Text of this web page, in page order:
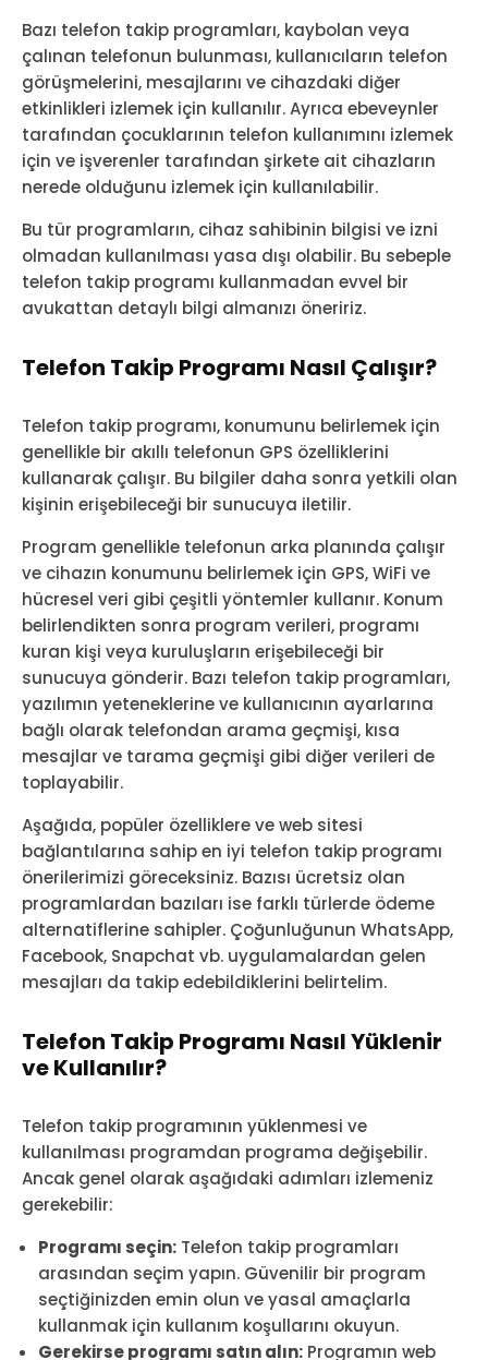
Bazı telefon takip programları, kaybolan veya
çalınan telefonun bulunması, kullanıcıların telefon
görüşmelerini, mesajlarını ve cihazdaki diğer
etkinlikleri izlemek için kullanılır. Ayrıca ebeveynler
tarafından çocuklarının telefon kullanımını izlemek
için ve işverenler tarafından şirkete ait cihazların
nerede olduğunu izlemek için kullanılabilir.
Bu tür programların, cihaz sahibinin bilgisi ve izni
olmadan kullanılması yasa dışı olabilir. Bu sebeple
telefon takip programı kullanmadan evvel bir
avukattan detaylı bilgi almanızı öneririz.
Telefon Takip Programı Nasıl Çalışır?
Telefon takip programı, konumunu belirlemek için
genellikle bir akıllı telefonun GPS özelliklerini
kullanarak çalışır. Bu bilgiler daha sonra yetkili olan
kişinin erişebileceği bir sunucuya iletilir.
Program genellikle telefonun arka planında çalışır
ve cihazın konumunu belirlemek için GPS, WiFi ve
hücresel veri gibi çeşitli yöntemler kullanır. Konum
belirlendikten sonra program verileri, programı
kuran kişi veya kuruluşların erişebileceği bir
sunucuya gönderir. Bazı telefon takip programları,
yazılımın yeteneklerine ve kullanıcının ayarlarına
bağlı olarak telefondan arama geçmişi, kısa
mesajlar ve tarama geçmişi gibi diğer verileri de
toplayabilir.
Aşağıda, popüler özelliklere ve web sitesi
bağlantılarına sahip en iyi telefon takip programı
önerilerimizi göreceksiniz. Bazısı ücretsiz olan
programlardan bazıları ise farklı türlerde ödeme
alternatiflerine sahipler. Çoğunluğunun WhatsApp,
Facebook, Snapchat vb. uygulamalardan gelen
mesajları da takip edebildiklerini belirtelim.
Telefon Takip Programı Nasıl Yüklenir
ve Kullanılır?
Telefon takip programının yüklenmesi ve
kullanılması programdan programa değişebilir.
Ancak genel olarak aşağıdaki adımları izlemeniz
gerekebilir:
Programı seçin: Telefon takip programları
arasından seçim yapın. Güvenilir bir program
seçtiğinizden emin olun ve yasal amaçlarla
kullanmak için kullanım koşullarını okuyun.
Gerekirse programı satın alın: Programın web